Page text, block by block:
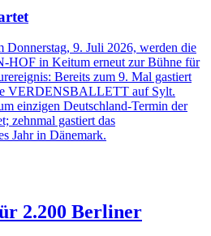
9. Juli 2026, werden die
HOF in Keitum erneut zur Bühne für
Bereits zum 9. Mal gastiert
VERDENSBALLETT auf Sylt.
einzigen Deutschland-Termin der
zehnmal gastiert das
Jahr in Dänemark.
2.200 Berliner